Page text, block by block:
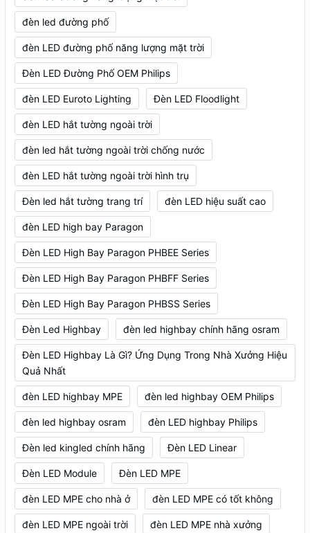
đèn led đường phố
đèn LED đường phố năng lượng mặt trời
Đèn LED Đường Phố OEM Philips
đèn LED Euroto Lighting Đèn LED Floodlight
đèn LED hắt tường ngoài trời
đèn led hắt tường ngoài trời chống nước
đèn LED hắt tường ngoài trời hình trụ
Đèn led hắt tường trang trí đèn LED hiệu suất cao
đèn LED high bay Paragon
Đèn LED High Bay Paragon PHBEE Series
Đèn LED High Bay Paragon PHBFF Series
Đèn LED High Bay Paragon PHBSS Series
Đèn Led Highbay đèn led highbay chính hãng osram
Đèn LED Highbay Là Gì? Ứng Dụng Trong Nhà Xưởng Hiệu
Quả Nhất
đèn LED highbay MPE đèn led highbay OEM Philips
đèn led highbay osram đèn LED highbay Philips
Đèn led kingled chính hãng Đèn LED Linear
Đèn LED Module Đèn LED MPE
đèn LED MPE cho nhà ở đèn LED MPE có tốt không
đèn LED MPE ngoài trời đèn LED MPE nhà xưởng